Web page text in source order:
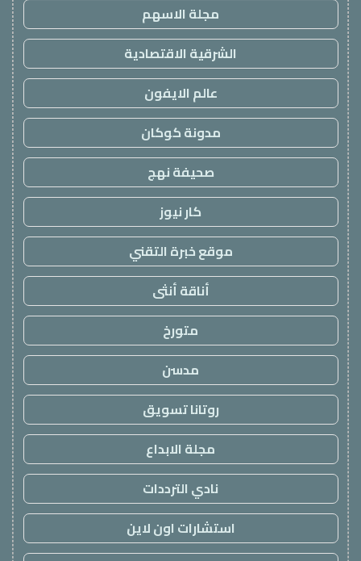
مجلة الاسهم
الشرقية الاقتصادية
عالم الايفون
مدونة كوكان
صحيفة نهج
كار نيوز
موقع خبرة التقني
أناقة أنثى
متورخ
مدسن
روتانا تسويق
مجلة الابداع
نادي الترددات
استشارات اون لاين